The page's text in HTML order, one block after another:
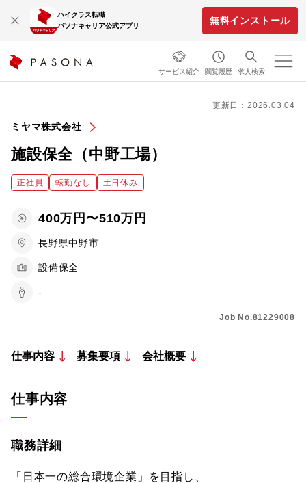
ハイクラス転職
パソナキャリア公式アプリ
無料インストール
サービス紹介 閲覧履歴 求人検索
更新日：2026.03.04
ミヤマ株式会社
施設保全（中野工場）
正社員 転勤なし 土日休み
400万円〜510万円
長野県中野市
設備保全
-
Job No.81229008
仕事内容 募集要項 会社概要
仕事内容
職務詳細
「日本一の総合環境企業」を目指し、